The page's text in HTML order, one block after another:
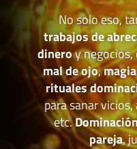
No solo eso,
trabajos de
dineroy negocios,
mal de ojo,
rituales
para sanar
etc.
pareja,